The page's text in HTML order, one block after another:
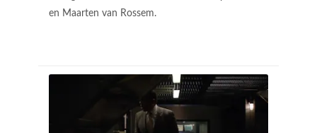
en Maarten van Rossem.